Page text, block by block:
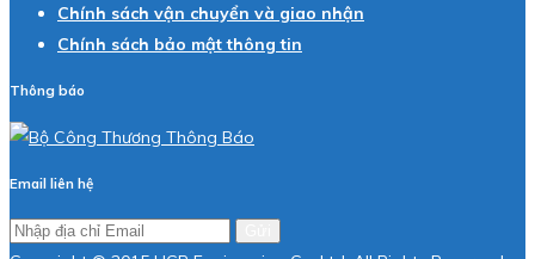
Chính sách vận chuyển và giao nhận
Chính sách bảo mật thông tin
Thông báo
Email liên hệ